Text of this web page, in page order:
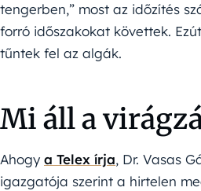
tengerben,” most az időzítés
forró időszakokat követtek.
tűntek fel az algák.
Mi áll a
Ahogy a Telex írja, Dr. Vasas
igazgatója szerint a hirtelen